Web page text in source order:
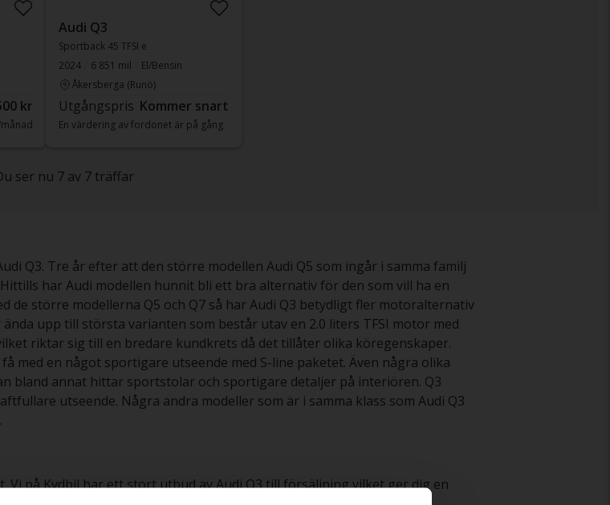
kr
Audi Q3
Sportback 45 TFSI e
2024
6 851 mil
El/Bensin
Åkersberga (Runö)
Utgångspris Kommer snart
En värdering av fordonet är på gång
ser nu 7 av 7 träffar
Q3. Tre år efter att den större modellen Audi Q5 som ingår i samma familj
har Audi modellen hunnit bli ett bra alternativ för den som vill ha en
de större modellerna Q5 och Q7 så har Audi Q3 betydligt fler motoralternativ
upp till största varianten som består utav en 2.0 liters TFSI motor med
riktar sig till en bredare kundkrets då det tillåter olika köregenskaper.
med en något sportigare utseende med S-line paketet. Även några olika
bland annat hittar sportstolar och sportigare detaljer på interiören. Q3
utseende. Några andra modeller som är i samma klass som Audi Q3
.
Vi på Kvdbil har ett stort utbud av Audi Q3 till försäljning vilket ger dig en